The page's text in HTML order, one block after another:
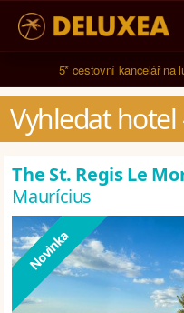
5* cestovní kancelář na
Vyhledat hotel
The St. Regis Le
Maurícius